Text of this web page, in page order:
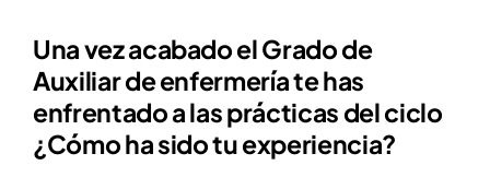
Una vez acabado el Grado de
Auxiliar de enfermería te has
enfrentado a las prácticas del ciclo
¿Cómo ha sido tu experiencia?